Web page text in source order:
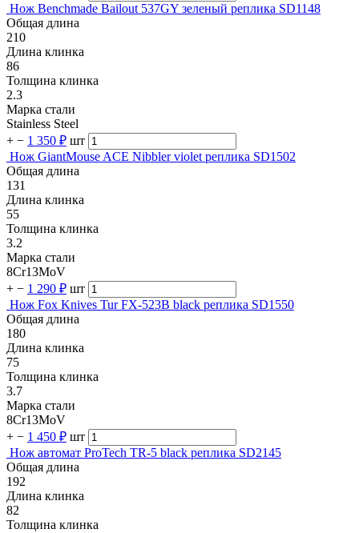
Нож Benchmade Bailout 537GY зеленый реплика SD1148
Общая длина
210
Длина клинка
86
Толщина клинка
2.3
Марка стали
Stainless Steel
+ − 1 350 ₽ шт
Нож GiantMouse ACE Nibbler violet реплика SD1502
Общая длина
131
Длина клинка
55
Толщина клинка
3.2
Марка стали
8Cr13MoV
+ − 1 290 ₽ шт
Нож Fox Knives Tur FX-523B black реплика SD1550
Общая длина
180
Длина клинка
75
Толщина клинка
3.7
Марка стали
8Cr13MoV
+ − 1 450 ₽ шт
Нож автомат ProTech TR-5 black реплика SD2145
Общая длина
192
Длина клинка
82
Толщина клинка